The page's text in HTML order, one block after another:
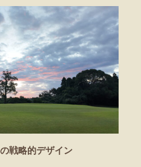
戦略的デザイン